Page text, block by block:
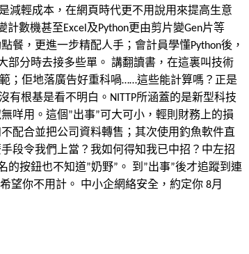
減輕成本，在網頁時代更不用說用來提高生意
數機甚至Excel及Python更由剪片變Gen片等
，更進一步精配人手；會計員學懂Python後，
部分時去接多些單。 講翻讀書，在這裏叫技術
；佢地落廣告好重科喎……這些能計算嗎？正是
根基是看不明白。NITTP所涵蓋的是新型科技
咩用。這個”出事”可大可小，輕則財務上的損
配合並把公司資料轉售；其次使用釣魚軟件直
段令我們上當？我如何得知我已中招？中左招
按鈕也不知道”奶野”。 到”出事”後才追蹤到連
望你不用計。 中小企網絡安全，約定你 8月